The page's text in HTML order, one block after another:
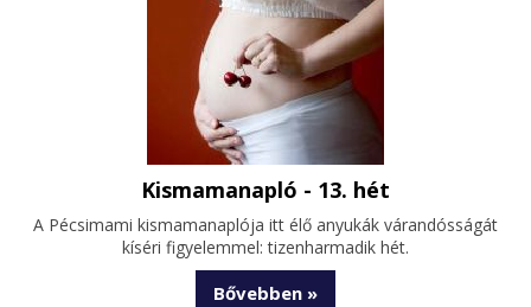
Kismamanapló - 13. hét
A Pécsimami kismamanaplója itt élő anyukák várandósságát
kíséri figyelemmel: tizenharmadik hét.
Bővebben »